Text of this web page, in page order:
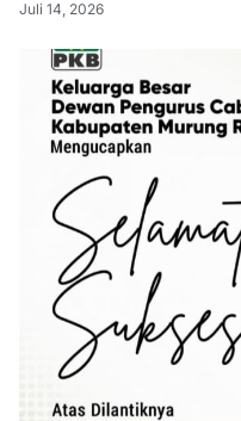
Juli 14, 2026